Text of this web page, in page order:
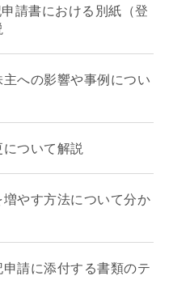
請書における別紙（登
への影響や事例につい
ついて解説
やす方法について分か
請に添付する書類のテ